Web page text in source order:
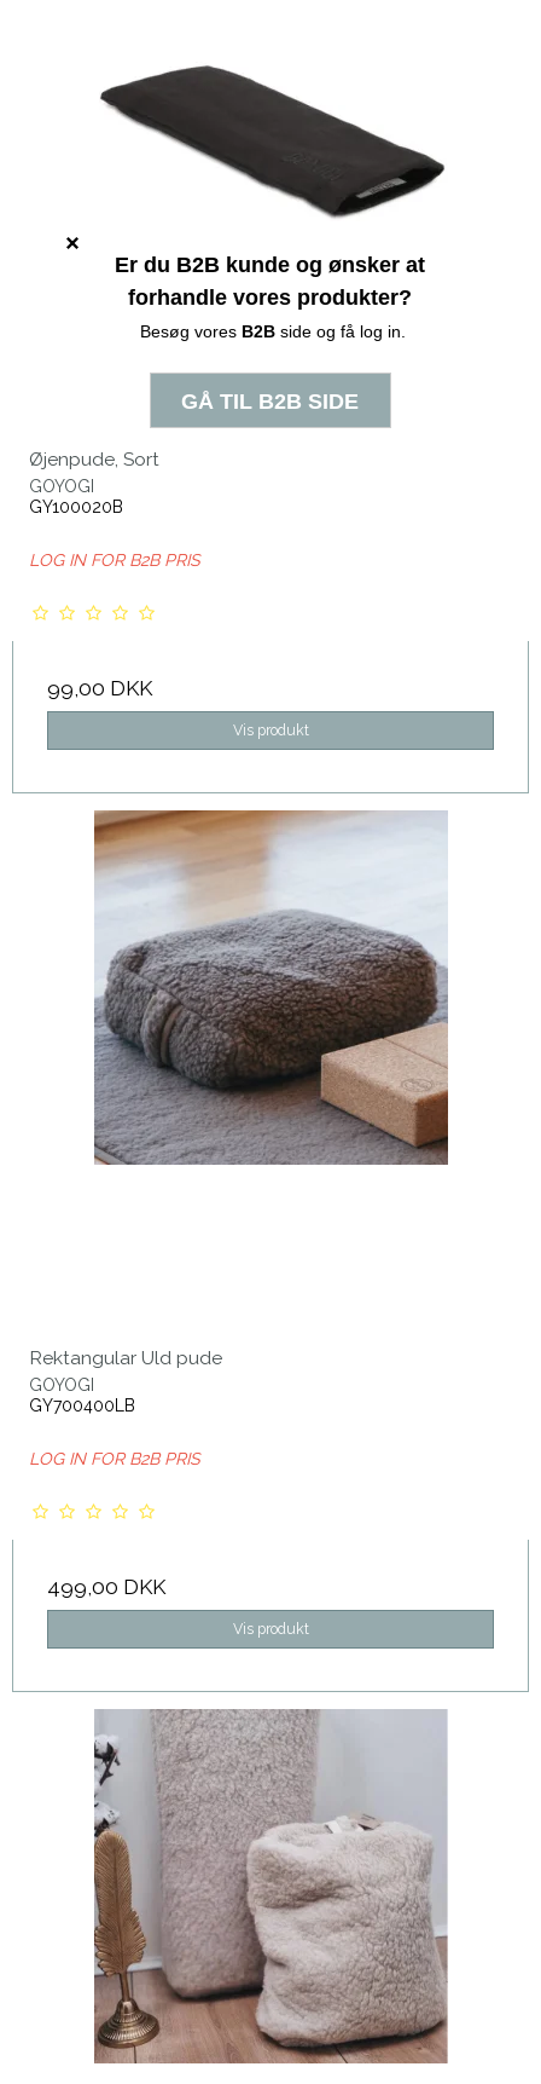
Øjenpude, Sort
GOYOGI
GY100020B
LOG IN FOR B2B PRIS
99,00 DKK
Vis produkt
Rektangular Uld pude
GOYOGI
GY700400LB
LOG IN FOR B2B PRIS
499,00 DKK
Vis produkt